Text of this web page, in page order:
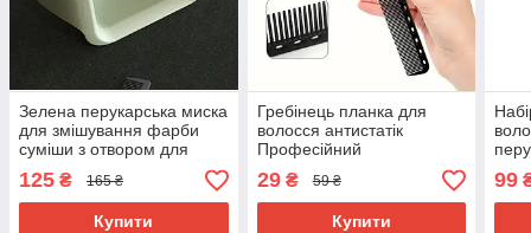
Зелена перукарська миска
для змішування фарби
суміши з отвором для
пензлика 400мл з ручкою
та прогумованим дном
125 ₴ 165 ₴
Купити
Гребінець планка для
волосся антистатік
Професійний
перукарський гребінець
для стрижки чорний
карбон термо
29₴ 59 ₴
Купити
99